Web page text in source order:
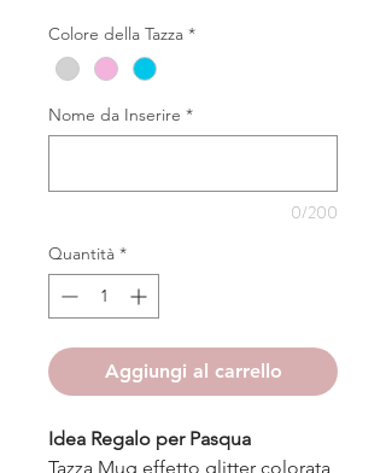
Colore della Tazza *
Nome da Inserire *
0/200
Quantità *
Aggiungi al carrello
Idea Regalo per Pasqua
Tazza Mug effetto glitter colorata,